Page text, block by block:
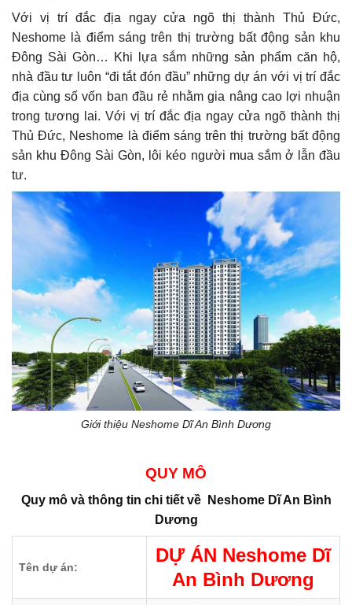
Với vị trí đắc địa ngay cửa ngõ thị thành Thủ Đức,
Neshome là điểm sáng trên thị trường bất động sản khu
Đông Sài Gòn… Khi lựa sắm những sản phẩm căn hộ,
nhà đầu tư luôn “đi tắt đón đầu” những dự án với vị trí đắc
địa cùng số vốn ban đầu rẻ nhằm gia nâng cao lợi nhuận
trong tương lai. Với vị trí đắc địa ngay cửa ngõ thành thị
Thủ Đức, Neshome là điểm sáng trên thị trường bất động
sản khu Đông Sài Gòn, lôi kéo người mua sắm ở lẫn đầu
tư.
Giới thiệu Neshome Dĩ An Bình Dương
QUY MÔ
Quy mô và thông tin chi tiết vềNeshome Dĩ An Bình
Dương
Tên dự án:
DỰ ÁN Neshome Dĩ
An Bình Dương